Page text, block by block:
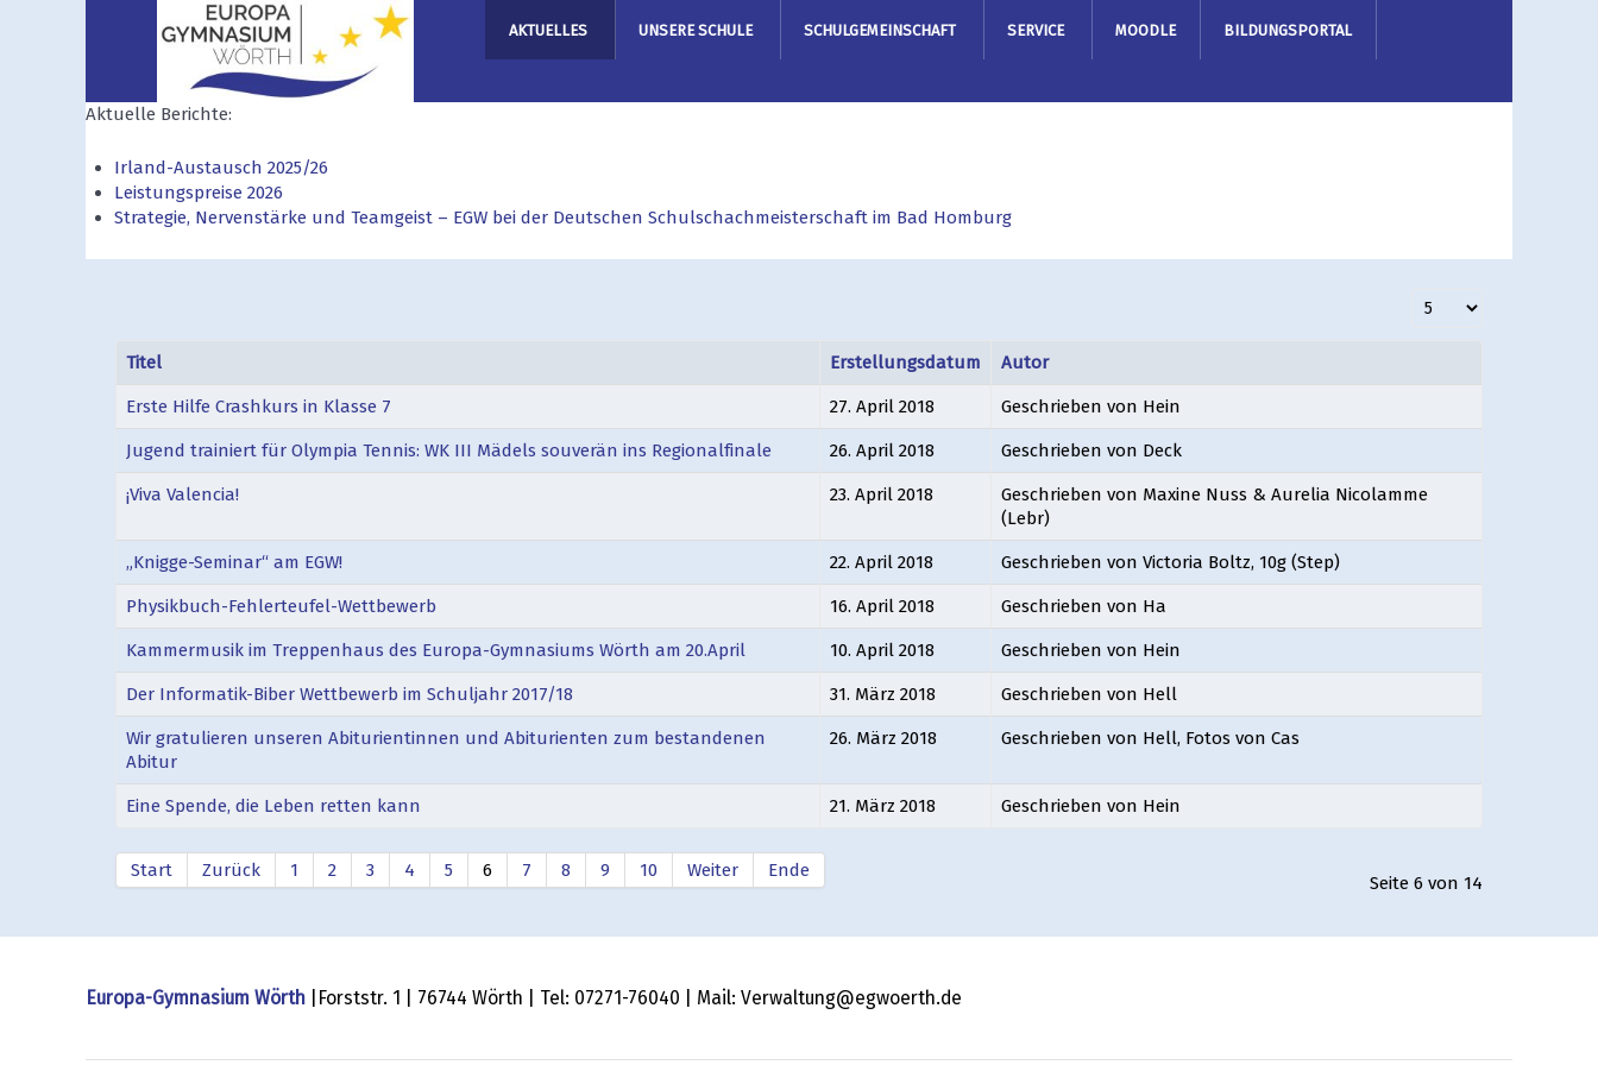
AKTUELLES UNSERE SCHULE SCHULGEMEINSCHAFT SERVICE MOODLE BILDUNGSPORTAL
Aktuelle Berichte:
Irland-Austausch 2025/26
Leistungspreise 2026
Strategie, Nervenstärke und Teamgeist – EGW bei der Deutschen Schulschachmeisterschaft im Bad Homburg
Anzeige #
Titel Erstellungsdatum Autor
Erste Hilfe Crashkurs in Klasse 7 27. April 2018 Geschrieben von Hein
Jugend trainiert für Olympia Tennis: WK III Mädels souverän ins Regionalfinale 26. April 2018 Geschrieben von Deck
¡Viva Valencia! 23. April 2018
Geschrieben von Maxine Nuss & Aurelia Nicolamme
(Lebr)
„Knigge-Seminar“ am EGW! 22. April 2018 Geschrieben von Victoria Boltz, 10g (Step)
Physikbuch-Fehlerteufel-Wettbewerb 16. April 2018 Geschrieben von Ha
Kammermusik im Treppenhaus des Europa-Gymnasiums Wörth am 20.April 10. April 2018 Geschrieben von Hein
Der Informatik-Biber Wettbewerb im Schuljahr 2017/18 31. März 2018 Geschrieben von Hell
Wir gratulieren unseren Abiturientinnen und Abiturienten zum bestandenen
Abitur
26. März 2018 Geschrieben von Hell, Fotos von Cas
Eine Spende, die Leben retten kann 21. März 2018 Geschrieben von Hein
Seite 6 von 14
Start Zurück 1 2 3 4 5 6 7 8 9 10 Weiter Ende
Europa-Gymnasium Wörth |Forststr. 1 | 76744 Wörth | Tel: 07271-76040 | Mail: Verwaltung@egwoerth.de